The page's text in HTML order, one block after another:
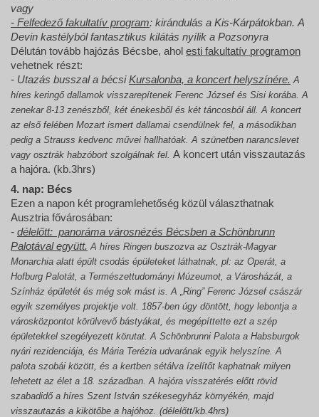
vagy
- Felfedező fakultatív program: kirándulás a Kis-Kárpátokban. A
Devin kastélyból fantasztikus kilátás nyílik a Pozsonyra
Délután tovább hajózás Bécsbe, ahol esti fakultatív programon
vehetnek részt:
- Utazás busszal a bécsiKursalonba, a koncert helyszínére. A
híres keringő dallamok visszarepítenek Ferenc József és Sisi korába. A
zenekar 8-13 zenészből, két énekesből és két táncosból áll. A koncert
az első felében Mozart ismert dallamai csendülnek fel, a másodikban
pedig a Strauss kedvenc művei hallhatóak. A szünetben narancslevet
vagy osztrák habzóbort szolgálnak fel. A koncert után visszautazás
a hajóra. (kb.3hrs)
4. nap: Bécs
Ezen a napon két programlehetőség közül választhatnak
Ausztria fővárosában:
- délelőtt: panoráma városnézés Bécsben a Schönbrunn
Palotával együtt. A híres Ringen buszozva az Osztrák-Magyar
Monarchia alatt épült csodás épületeket láthatnak, pl: az Operát, a
Hofburg Palotát, a Természettudományi Múzeumot, a Városházát, a
Színház épületét és még sok mást is. A „Ring” Ferenc József császár
egyik személyes projektje volt. 1857-ben úgy döntött, hogy lebontja a
városközpontot körülvevő bástyákat, és megépíttette ezt a szép
épületekkel szegélyezett körutat. A Schönbrunni Palota a Habsburgok
nyári rezidenciája, és Mária Terézia udvarának egyik helyszíne. A
palota szobái között, és a kertben sétálva ízelítőt kaphatnak milyen
lehetett az élet a 18. században. A hajóra visszatérés előtt rövid
szabadidő a híres Szent István székesegyház környékén, majd
visszautazás a kikötőbe a hajóhoz. (délelőtt/kb.4hrs)